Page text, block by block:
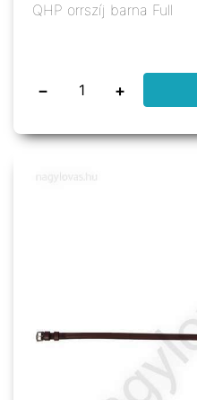
QHP orrszíj barna Full
− +